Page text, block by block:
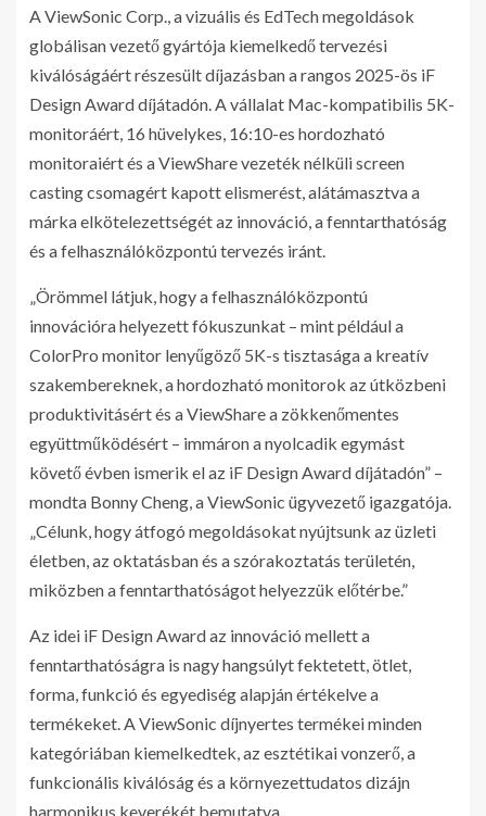
A ViewSonic Corp., a vizuális és EdTech megoldások
globálisan vezető gyártója kiemelkedő tervezési
kiválóságáért részesült díjazásban a rangos 2025-ös iF
Design Award díjátadón. A vállalat Mac-kompatibilis 5K-
monitoráért, 16 hüvelykes, 16:10-es hordozható
monitoraiért és a ViewShare vezeték nélküli screen
casting csomagért kapott elismerést, alátámasztva a
márka elkötelezettségét az innováció, a fenntarthatóság
és a felhasználóközpontú tervezés iránt.
„Örömmel látjuk, hogy a felhasználóközpontú
innovációra helyezett fókuszunkat – mint például a
ColorPro monitor lenyűgöző 5K-s tisztasága a kreatív
szakembereknek, a hordozható monitorok az útközbeni
produktivitásért és a ViewShare a zökkenőmentes
együttműködésért – immáron a nyolcadik egymást
követő évben ismerik el az iF Design Award díjátadón” –
mondta Bonny Cheng, a ViewSonic ügyvezető igazgatója.
„Célunk, hogy átfogó megoldásokat nyújtsunk az üzleti
életben, az oktatásban és a szórakoztatás területén,
miközben a fenntarthatóságot helyezzük előtérbe.”
Az idei iF Design Award az innováció mellett a
fenntarthatóságra is nagy hangsúlyt fektetett, ötlet,
forma, funkció és egyediség alapján értékelve a
termékeket. A ViewSonic díjnyertes termékei minden
kategóriában kiemelkedtek, az esztétikai vonzerő, a
funkcionális kiválóság és a környezettudatos dizájn
harmonikus keverékét bemutatva.